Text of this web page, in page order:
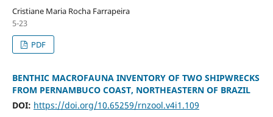
Cristiane Maria Rocha Farrapeira
5-23
PDF
BENTHIC MACROFAUNA INVENTORY OF TWO SHIPWRECKS
FROM PERNAMBUCO COAST, NORTHEASTERN OF BRAZIL
DOI: https://doi.org/10.65259/rnzool.v4i1.109